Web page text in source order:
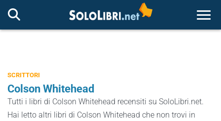
SCRITTORI
Colson Whitehead
Tutti i libri di Colson Whitehead recensiti su SoloLibri.net.
Hai letto altri libri di Colson Whitehead che non trovi in